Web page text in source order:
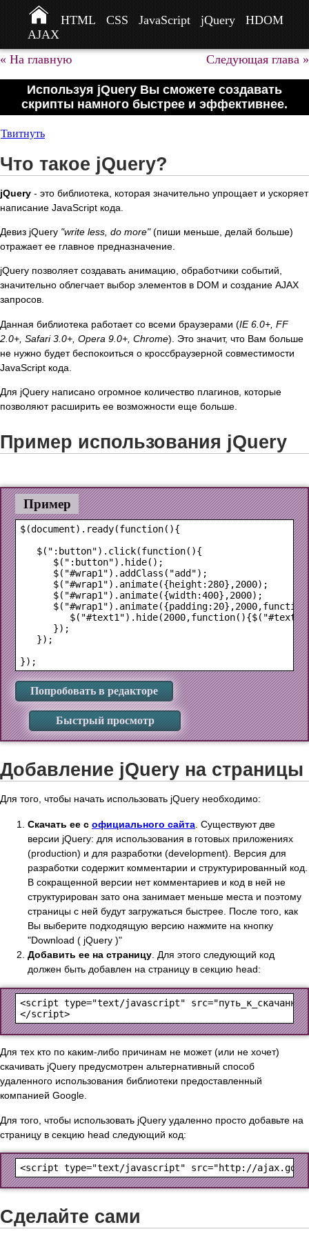
HTML CSS JavaScript jQuery
HDOM
AJAX
« На главную
Следующая глава »
Используя jQuery Вы сможете создавать
скрипты намного быстрее и эффективнее.
Твитнуть
Что такое jQuery?
jQuery - это библиотека, которая значительно упрощает и ускоряет
написание JavaScript кода.
Девиз jQuery "write less, do more"(пиши меньше, делай больше)
отражает ее главное предназначение.
jQuery позволяет создавать анимацию, обработчики событий,
значительно облегчает выбор элементов в DOM и создание AJAX
запросов.
Данная библиотека работает со всеми браузерами (IE 6.0+, FF
2.0+, Safari 3.0+, Opera 9.0+, Chrome). Это значит, что Вам больше
не нужно будет беспокоиться о кроссбраузерной совместимости
JavaScript кода.
Для jQuery написано огромное количество плагинов, которые
позволяют расширить ее возможности еще больше.
Пример использования jQuery
Пример
$(document).ready(function(){
   $(":button").click(function(){
      $(":button").hide();
      $("#wrap1").addClass("add");
      $("#wrap1").animate({height:280},2000);
      $("#wrap1").animate({width:400},2000);
      });
   });
Попробовать в редакторе
Быстрый просмотр
Добавление jQuery на страницы
Для того, чтобы начать использовать jQuery необходимо:
Скачать ее с официального сайта. Существуют две
версии jQuery: для использования в готовых приложениях
(production) и для разработки (development). Версия для
разработки содержит комментарии и структурированный код.
В сокращенной версии нет комментариев и код в ней не
структурирован зато она занимает меньше места и поэтому
страницы с ней будут загружаться быстрее. После того, как
Вы выберите подходящую версию нажмите на кнопку
"Download ( jQuery )"
Добавить ее на страницу. Для этого следующий код
должен быть добавлен на страницу в секцию head:
<script type="text/javascript"
Для тех кто по каким-либо причинам не может (или не хочет)
скачивать jQuery предусмотрен альтернативный способ
удаленного использования библиотеки предоставленный
компанией Google.
Для того, чтобы использовать jQuery удаленно просто добавьте на
страницу в секцию head следующий код:
Сделайте сами